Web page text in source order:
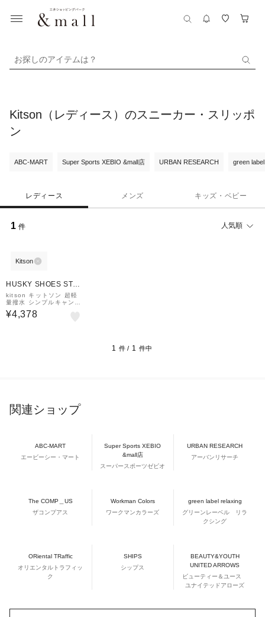
お探しのアイテムは？
Kitson（レディース）のスニーカー・スリッポ
ン
ABC-MART Super Sports XEBIO &mall店 URBAN RESEARCH green
レディース メンズ キッズ・ベビー
1 件 人気順
Kitson
HUSKY SHOES STO
RE
kitson キットソン 超軽
量撥水 シンプルキャンバ
スローテクスリッポン
¥4,378
1 件 / 1 件中
関連ショップ
ABC-MART
エービーシー・マート
Super Sports XEBIO
&mall店
スーパースポーツゼビオ
URBAN RESEARCH
アーバンリサーチ
The COMP＿US
ザコンプアス
Workman Colors
ワークマンカラーズ
green label relaxing
グリーンレーベル リラ
クシング
ORiental TRaffic
オリエンタルトラフィッ
ク
SHIPS
シップス
BEAUTY&YOUTH
UNITED ARROWS
ビューティー＆ユース
ユナイテッドアローズ